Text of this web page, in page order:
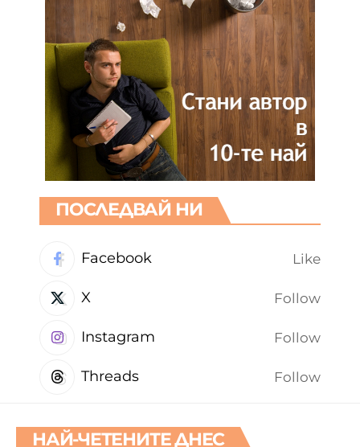
ПОСЛЕДВАЙ НИ
Facebook Like
X Follow
Instagram Follow
Threads Follow
НАЙ-ЧЕТЕНИТЕ ДНЕС